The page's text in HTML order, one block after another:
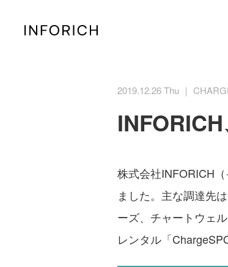
2019.12.26 Thu ｜
株式会社INFORICH
ました。主な調達先
ーズ、チャートウェ
レンタル「